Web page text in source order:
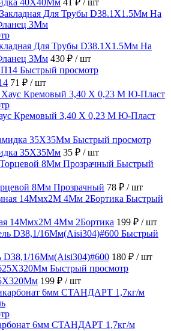
Для Трубы D38.1Х1.5Мм На
3Мм 430 ₽ / шт
Быстрый просмотр
71 ₽ / шт
Кремовый 3,40 Х 0,23 М Ю-Пласт
Быстрый просмотр
35X35Мм 35 ₽ / шт
Быстрый
8Мм Прозрачный 78 ₽ / шт
Быстрый
14Ммх2М 4Мм 2Бортика 199 ₽ / шт
Быстрый
D38,1/16Мм(Aisi304)#600 180 ₽ / шт
Быстрый просмотр
199 ₽ / шт
6мм СТАНДАРТ 1,7кг/м